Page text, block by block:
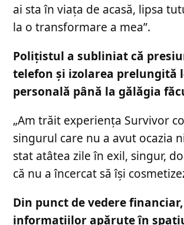
ai sta în viața de acasă, lipsa
la o transformare a mea”.
Polițistul a subliniat că
telefon și izolarea prelungită
personală până la gălăgia
„Am trăit experiența Survivor
singurul care nu a avut ocazia
stat atâtea zile în exil, singur,
că nu a încercat să își
Din punct de vedere
informațiilor apărute în